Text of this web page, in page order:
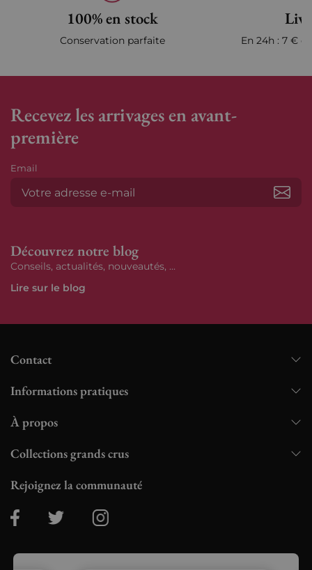
100% en stock
Conservation parfaite En 24h : 7 €
Recevez les arrivages en avant-
première
Email
Découvrez notre blog
Conseils, actualités, nouveautés, ...
Lire sur le blog
Contact
Informations pratiques
À propos
Collections grands crus
Rejoignez la communauté